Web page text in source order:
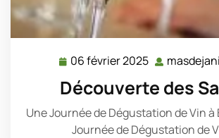
06 février 2025 06
février
2025
Découverte des
Une Journée de Dégustation de Vin à
Journée de Dégustation de